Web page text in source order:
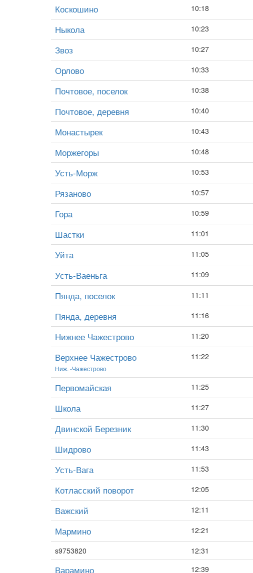
Коскошино 10:18
Ныкола 10:23
Звоз 10:27
Орлово 10:33
Почтовое, поселок 10:38
Почтовое, деревня 10:40
Монастырек 10:43
Моржегоры 10:48
Усть-Морж 10:53
Рязаново 10:57
Гора 10:59
Шастки 11:01
Уйта 11:05
Усть-Ваеньга 11:09
Пянда, поселок 11:11
Пянда, деревня 11:16
Нижнее Чажестрово 11:20
Верхнее Чажестрово
Ниж. -Чажестрово
11:22
Первомайская 11:25
Школа 11:27
Двинской Березник 11:30
Шидрово 11:43
Усть-Вага 11:53
Котласский поворот 12:05
Важский 12:11
Мармино 12:21
s9753820 12:31
Варамино 12:39